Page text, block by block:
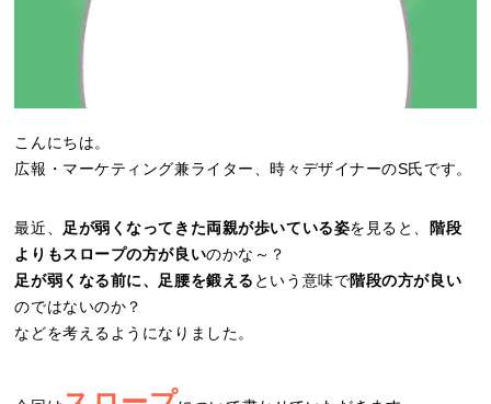
こんにちは。
広報・マーケティング兼ライター、時々デザイナーのS氏です。
最近、 足が弱くなってきた両親が歩いている姿を見ると、
階段
よりもスロープの方が良いのかな～？
足が弱くなる前に、足腰を鍛える という意味で階段の方が良い
のではないのか？
などを考えるようになりました。